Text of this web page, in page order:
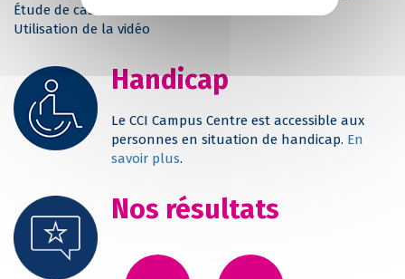
Étude de cas et scénario
Utilisation de la vidéo
Handicap
Le CCI Campus Centre est accessible aux
personnes en situation de handicap. En
savoir plus.
Nos résultats